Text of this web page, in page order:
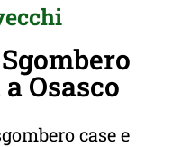
Osasco
case e